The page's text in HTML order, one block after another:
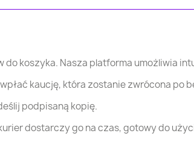
do koszyka. Nasza platforma umożliwia
kaucję, która zostanie zwrócona po
podpisaną kopię.
dostarczy go na czas, gotowy do